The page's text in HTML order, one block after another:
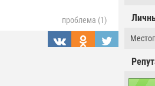
проблема (1)